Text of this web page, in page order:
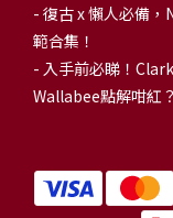
- 復古 x 懶人必備
範合集！
- 入手前必睇！
Wallabee點解咁紅？